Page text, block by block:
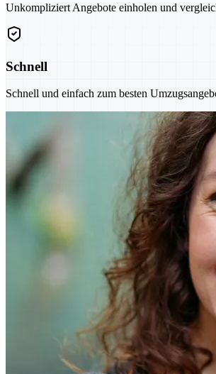
Unkompliziert Angebote einholen und
Schnell
Schnell und einfach zum besten